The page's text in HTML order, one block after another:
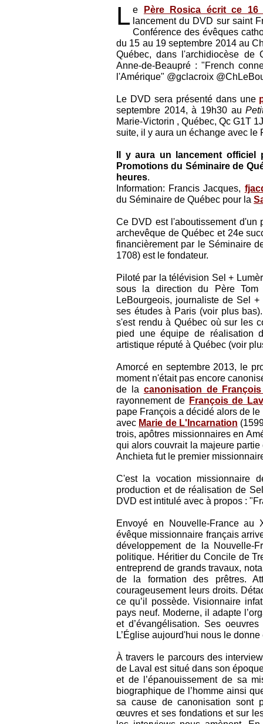
L e Père Rosica écrit ce 16
lancement du DVD sur saint
Conférence des évêques
du 15 au 19 septembre 2014 au
Québec, dans l'archidiocèse de
Anne-de-Beaupré : "French
l'Amérique" @gclacroix
Le DVD sera présenté dans une
septembre 2014, à 19h30 au
Marie-Victorin , Québec, Qc G1T
suite, il y aura un échange avec le
Il y aura un lancement
Promotions du Séminaire de
heures.
Information: Francis Jacques,
du Séminaire de Québec pour la
Ce DVD est l'aboutissement d'un
archevêque de Québec et 24e
financièrement par le Séminaire
1708) est le fondateur.
Piloté par la télévision Sel +
sous la direction du Père
LeBourgeois, journaliste de Sel
ses études à Paris (voir plus
s'est rendu à Québec où sur les
pied une équipe de réalisation
artistique réputé à Québec (voir
Amorcé en septembre 2013, le
moment n'était pas encore
de la canonisation de
rayonnement de François de
pape François a décidé alors de
avec Marie de L'Incarnation
trois, apôtres missionnaires en
qui alors couvrait la majeure
Anchieta fut le premier
C'est la vocation missionnaire
production et de réalisation de
DVD est intitulé avec à propos :
Envoyé en Nouvelle-France au
évêque missionnaire français
développement de la Nouvelle-
politique. Héritier du Concile de
entreprend de grands travaux,
de la formation des prêtres.
courageusement leurs droits.
ce qu’il possède. Visionnaire
pays neuf. Moderne, il adapte
et d’évangélisation. Ses
L’Église aujourd'hui nous le
À travers le parcours des
de Laval est situé dans son
et de l’épanouissement de sa
biographique de l’homme ainsi
sa cause de canonisation sont
œuvres et ses fondations et sur